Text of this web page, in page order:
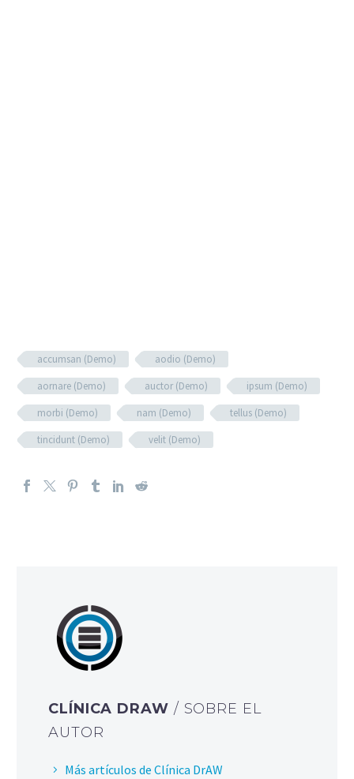
accumsan (Demo)
aodio (Demo)
aornare (Demo)
auctor (Demo)
ipsum (Demo)
morbi (Demo)
nam (Demo)
tellus (Demo)
tincidunt (Demo)
velit (Demo)
CLÍNICA DRAW / SOBRE EL
AUTOR
Más artículos de Clínica DrAW